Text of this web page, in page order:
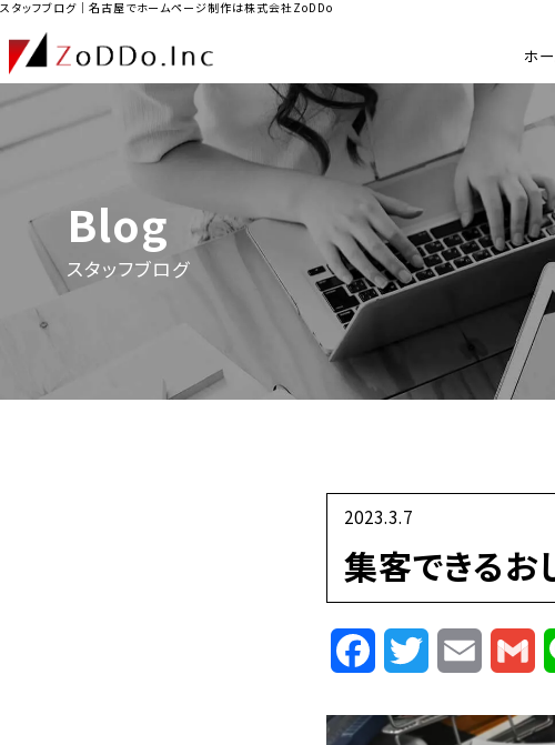
スタッフブログ｜名古屋でホームページ制作は株式会社ZoDDo
ホ
Blog
スタッフブログ
2023.3.7
集客できるお
FacebookTwitterEmail